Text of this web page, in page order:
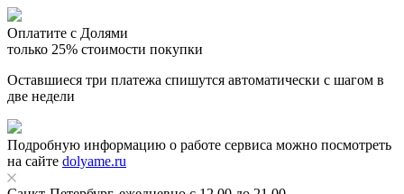
Оплатите с Долями
только 25% стоимости покупки
Оставшиеся три платежа спишутся автоматически с шагом в
две недели
Подробную информацию о работе сервиса можно посмотреть
на сайте dolyame.ru